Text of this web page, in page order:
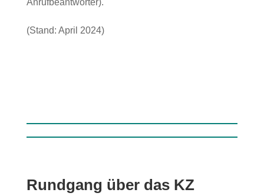
(Stand: April 2024)
Rundgang über das KZ